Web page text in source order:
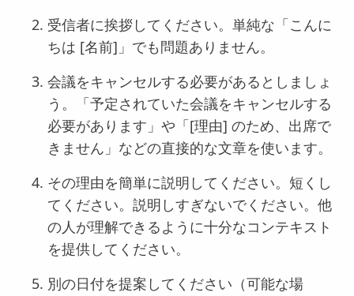
受信者に挨拶してください。単純な「こんに
ちは [名前]」でも問題ありません。
会議をキャンセルする必要があるとしましょ
う。「予定されていた会議をキャンセルする
必要があります」や「[理由] のため、出席で
きません」などの直接的な文章を使います。
その理由を簡単に説明してください。短くし
てください。説明しすぎないでください。他
の人が理解できるように十分なコンテキスト
を提供してください。
別の日付を提案してください（可能な場